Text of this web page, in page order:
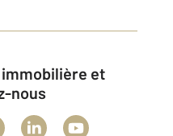
nous